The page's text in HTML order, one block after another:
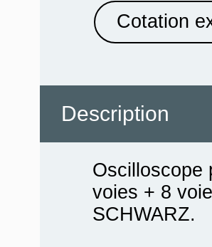
Cotation
Description
Oscilloscope
voies + 8
SCHWARZ.